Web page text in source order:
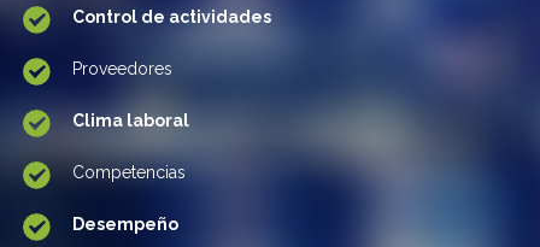
Control de actividades
Proveedores
Clima laboral
Competencias
Desempeño